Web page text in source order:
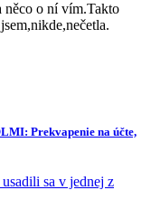
něco o ní vím.Takto
Prekvapenie na účte,
sa v jednej z